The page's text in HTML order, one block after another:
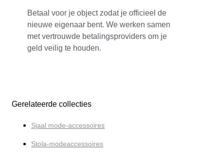
Betaal voor je object zodat je officieel de
nieuwe eigenaar bent. We werken samen
met vertrouwde betalingsproviders om je
geld veilig te houden.
Gerelateerde collecties
Sjaal mode-accessoires
Stola-modeaccessoires